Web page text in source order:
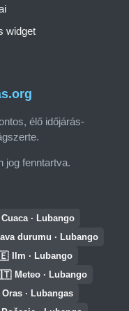
élő időjárás-
jog fenntartva.
widget
Cuaca · Lubango
durumu · Lubango
Ilm · Lubango
Meteo · Lubango
Oras · Lubangas